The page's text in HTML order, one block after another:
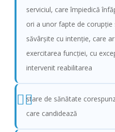
serviciul, care împiedică
ori a unor fapte de corupție
săvârșite cu intenție, care
exercitarea funcției, cu
intervenit reabilitarea
stare de sănătate
care candidează